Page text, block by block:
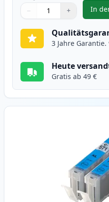
Verwenden Sie die Tasten,
− +
1
In
3 Jahre Garantie.
Heute
Gratis ab 49 €